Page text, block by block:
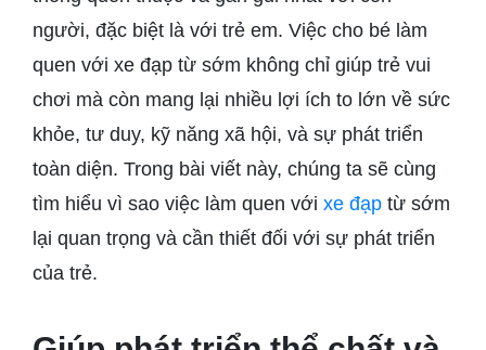
người, đặc biệt là với trẻ em. Việc cho bé làm
quen với xe đạp từ sớm không chỉ giúp trẻ vui
chơi mà còn mang lại nhiều lợi ích to lớn về sức
khỏe, tư duy, kỹ năng xã hội, và sự phát triển
toàn diện. Trong bài viết này, chúng ta sẽ cùng
tìm hiểu vì sao việc làm quen với xe đạp từ sớm
lại quan trọng và cần thiết đối với sự phát triển
của trẻ.